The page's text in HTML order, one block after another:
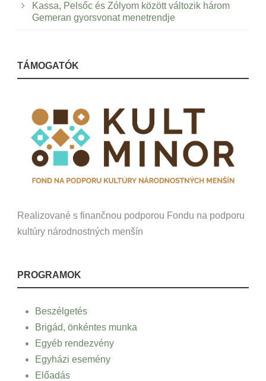
Kassa, Pelsőc és Zólyom között változik három
Gemeran gyorsvonat menetrendje
TÁMOGATÓK
Realizované s finančnou podporou Fondu na podporu
kultúry národnostných menšín
PROGRAMOK
Beszélgetés
Brigád, önkéntes munka
Egyéb rendezvény
Egyházi esemény
Előadás